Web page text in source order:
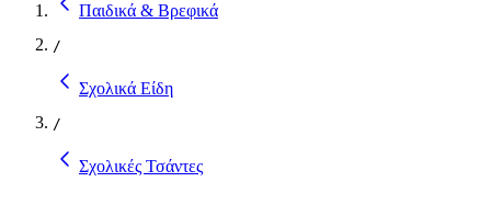
Παιδικά & Βρεφικά
/
Σχολικά Είδη
/
Σχολικές Τσάντες